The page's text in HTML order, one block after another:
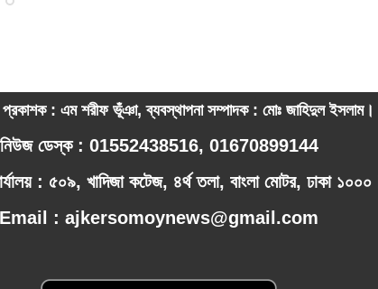
: এম শরীফ ভূঁঞা, ব্যবস্থাপনা সম্পাদক : মোঃ জাহিদুল ইসলাম।
নিউজ ডেস্ক : 01552438516, 01670899144
: ৫০৯, খাদিজা কটেজ, ৪র্থ তলা, বাংলা মোটর, ঢাকা
Email : ajkersomoynews@gmail.com